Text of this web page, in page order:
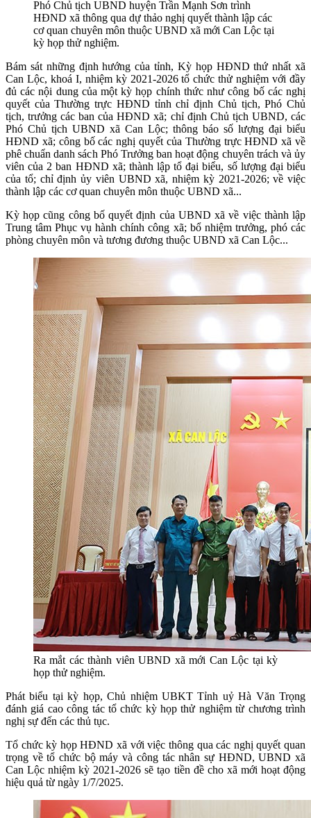
Phó Chủ tịch UBND huyện Trần Mạnh Sơn trình
HĐND xã thông qua dự thảo nghị quyết thành lập các
cơ quan chuyên môn thuộc UBND xã mới Can Lộc tại
kỳ họp thử nghiệm.
Bám sát những định hướng của tỉnh, Kỳ họp HĐND thứ nhất xã
Can Lộc, khoá I, nhiệm kỳ 2021-2026 tổ chức thử nghiệm với đầy
đủ các nội dung của một kỳ họp chính thức như công bố các nghị
quyết của Thường trực HĐND tỉnh chỉ định Chủ tịch, Phó Chủ
tịch, trưởng các ban của HĐND xã; chỉ định Chủ tịch UBND, các
Phó Chủ tịch UBND xã Can Lộc; thông báo số lượng đại biểu
HĐND xã; công bố các nghị quyết của Thường trực HĐND xã về
phê chuẩn danh sách Phó Trưởng ban hoạt động chuyên trách và ủy
viên của 2 ban HĐND xã; thành lập tổ đại biểu, số lượng đại biểu
của tổ; chỉ định ủy viên UBND xã, nhiệm kỳ 2021-2026; về việc
thành lập các cơ quan chuyên môn thuộc UBND xã...
Kỳ họp cũng công bố quyết định của UBND xã về việc thành lập
Trung tâm Phục vụ hành chính công xã; bổ nhiệm trưởng, phó các
phòng chuyên môn và tương đương thuộc UBND xã Can Lộc...
Ra mắt các thành viên UBND xã mới Can Lộc tại kỳ
họp thử nghiệm.
Phát biểu tại kỳ họp, Chủ nhiệm UBKT Tỉnh uỷ Hà Văn Trọng
đánh giá cao công tác tổ chức kỳ họp thử nghiệm từ chương trình
nghị sự đến các thủ tục.
Tổ chức kỳ họp HĐND xã với việc thông qua các nghị quyết quan
trọng về tổ chức bộ máy và công tác nhân sự HĐND, UBND xã
Can Lộc nhiệm kỳ 2021-2026 sẽ tạo tiền đề cho xã mới hoạt động
hiệu quả từ ngày 1/7/2025.